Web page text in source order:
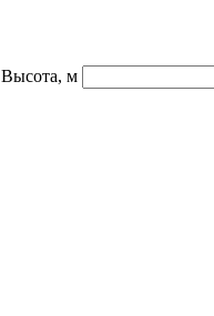
Высота, м